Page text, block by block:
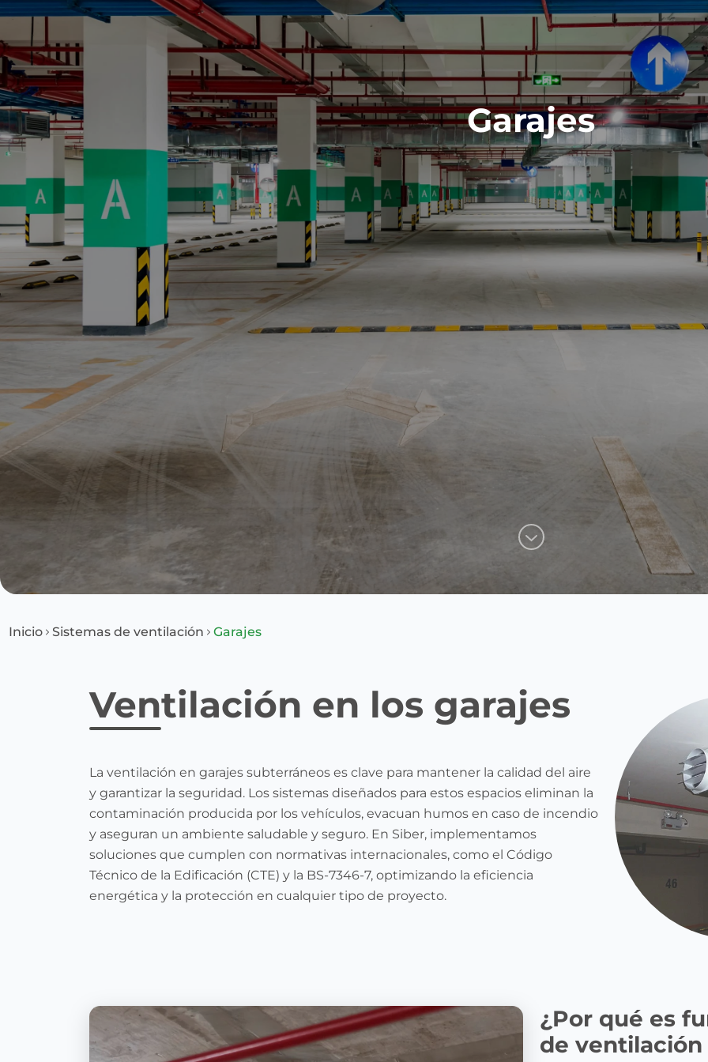
Garajes
Inicio Sistemas de ventilación Garajes
Ventilación en los garajes
La ventilación en garajes subterráneos es clave para mantener la calidad del aire
y garantizar la seguridad. Los sistemas diseñados para estos espacios eliminan la
contaminación producida por los vehículos, evacuan humos en caso de incendio
y aseguran un ambiente saludable y seguro. En Siber, implementamos
soluciones que cumplen con normativas internacionales, como el Código
Técnico de la Edificación (CTE) y la BS-7346-7, optimizando la eficiencia
energética y la protección en cualquier tipo de proyecto.
¿Por qué es
de ventilación